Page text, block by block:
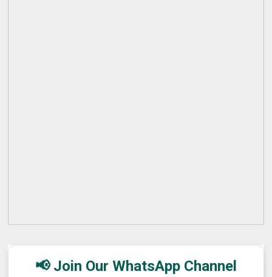
📢 Join Our WhatsApp Channel